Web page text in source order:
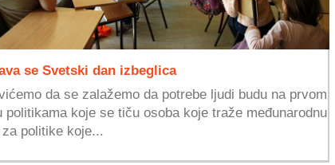
se Svetski dan izbeglica
da se zalažemo da potrebe ljudi budu na prvom
politikama koje se tiču osoba koje traže međunarodnu
politike koje...